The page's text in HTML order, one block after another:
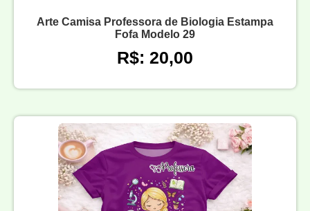
Arte Camisa Professora de Biologia Estampa
Fofa Modelo 29
R$: 20,00